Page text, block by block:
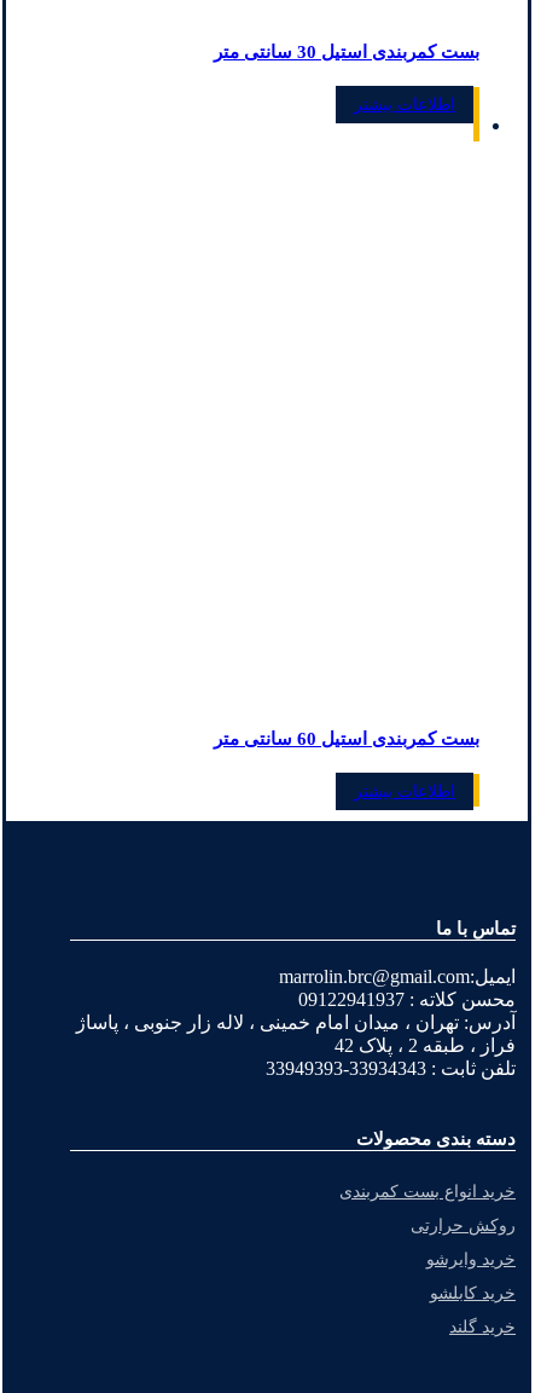
بست کمربندی استیل 30 سانتی متر
اطلاعات بیشتر
بست کمربندی استیل 60 سانتی متر
اطلاعات بیشتر
تماس با ما
ایمیل:marrolin.brc@gmail.com
محسن کلاته : 09122941937
آدرس: تهران ، میدان امام خمینی ، لاله زار جنوبی ، پاساژ
فراز ، طبقه 2 ، پلاک 42
تلفن ثابت : 33934343-33949393
دسته بندی محصولات
خرید انواع بست کمربندی
روکش حرارتی
خرید وایرشو
خرید کابلشو
خرید گلند